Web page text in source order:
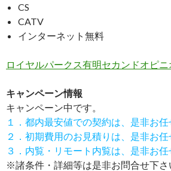
CS
CATV
インターネット無料
ロイヤルパークス有明セカンドオピニ
キャンペーン情報
キャンペーン中です。
１．都内最安値での契約は、是非お任
２．初期費用のお見積りは、是非お任
３．内覧・リモート内覧は、是非お任
※諸条件・詳細等は是非お問合せ下さ